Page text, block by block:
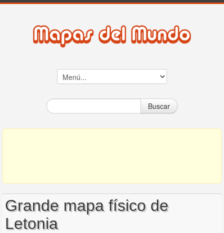
Buscar
Grande mapa físico de
Letonia